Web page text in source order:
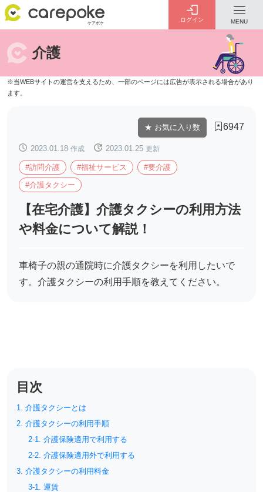
ログイン MENU
ID・パスワードをお忘れの方はこちら
カテゴリー
介護 お金のこと 病院・施設 介護保険制度
リハビリ・介護
病気・感染症
ケアポケとは
料金プラン
脳トレ -頭の体操-
介護事業所検索
ポケットレシピ
キャンペーン一覧
介護
★ お気に入り数 6947
2023.01.18 作成 2023.01.25 更新
#訪問介護 #福祉サービス #要介護
#介護タクシー
【在宅介護】介護タクシーの利用方法
や料金について解説！
車椅子の親の通院時に介護タクシーを利用したいで
す。介護タクシーの利用手順を教えてください。
目次
1. 介護タクシーとは
2. 介護タクシーの利用手順
2-1. 介護保険適用で利用する
2-2. 介護保険適用外で利用する
3. 介護タクシーの利用料金
3-1. 運賃